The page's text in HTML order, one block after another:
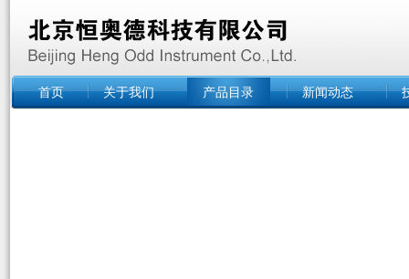
首页 关于我们 产品目录 新闻动态